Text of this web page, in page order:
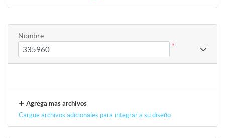
Nombre
*
Agrega mas archivos
Cargue archivos adicionales para integrar a su diseño